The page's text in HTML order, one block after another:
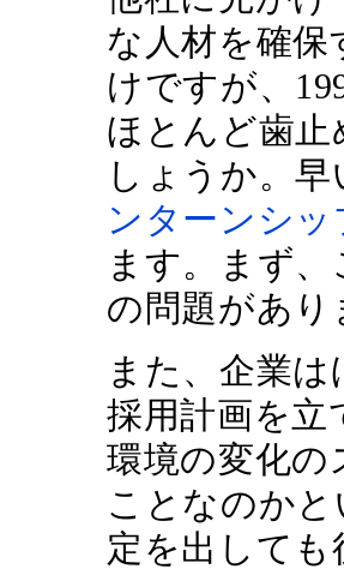
な人材を確
けですが、
ほとんど歯
しょうか。
ンターンシッ
ます。まず
の問題があり
また、企業
採用計画を立
環境の変化の
ことなのか
定を出して